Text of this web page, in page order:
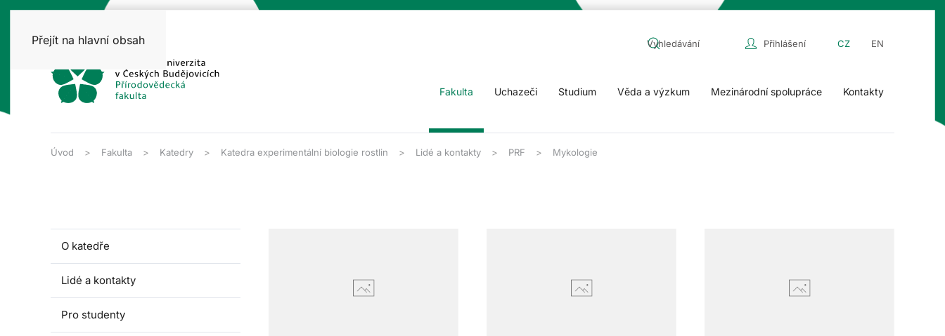
Přejít na hlavní obsah Přihlášení CZ EN
Fakulta Uchazeči Studium Věda a výzkum Mezinárodní spolupráce Kontakty
Úvod Fakulta Katedry Katedra experimentální biologie rostlin Lidé a kontakty PRF Mykologie
O katedře
Lidé a kontakty
Pro studenty